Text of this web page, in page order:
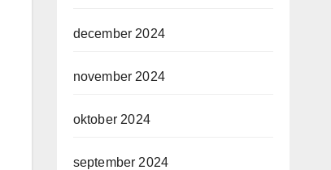
december 2024
november 2024
oktober 2024
september 2024